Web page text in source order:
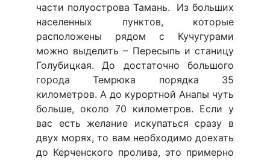
части полуострова Тамань. Из больших
населенных пунктов, которые
расположены рядом с Кучугурами
можно выделить – Пересыпь и станицу
Голубицкая. До достаточно большого
города Темрюка порядка 35
километров. А до курортной Анапы чуть
больше, около 70 километров. Если у
вас есть желание искупаться сразу в
двух морях, то вам необходимо доехать
до Керченского пролива, это примерно